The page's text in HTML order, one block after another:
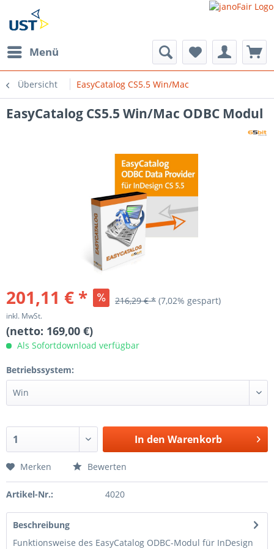
Menü
Übersicht EasyCatalog CS5.5 Win/Mac
EasyCatalog CS5.5 Win/Mac ODBC Modul
201,11 € * 216,29 € * (7,02% gespart)
inkl. MwSt.
(netto: 169,00 €)
Als Sofortdownload verfügbar
Betriebssystem:
In den Warenkorb
Merken Bewerten
Artikel-Nr.: 4020
Beschreibung
Funktionsweise des EasyCatalog ODBC-Modul für InDesign